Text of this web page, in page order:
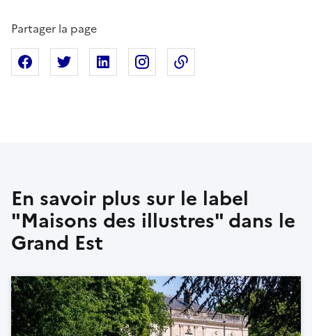
Partager la page
Partager sur Facebook
Partager sur XPartager sur Linkedin
Partager sur Instagram
En savoir plus sur le label
"Maisons des illustres" dans le
Grand Est